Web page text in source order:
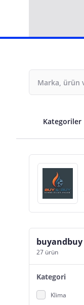
Kategoriler
buyandbuy
27 ürün
Kategori
Klima